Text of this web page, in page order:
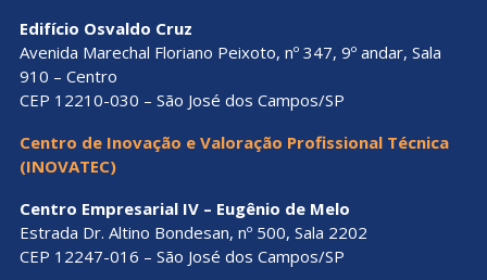
Edifício Osvaldo Cruz
Avenida Marechal Floriano Peixoto, nº 347, 9º andar, Sala
910 – Centro
CEP 12210-030 – São José dos Campos/SP
Centro de Inovação e Valoração Profissional Técnica
(INOVATEC)
Centro Empresarial IV – Eugênio de Melo
Estrada Dr. Altino Bondesan, nº 500, Sala 2202
CEP 12247-016 – São José dos Campos/SP